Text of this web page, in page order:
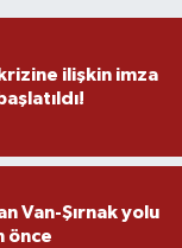
ilişkin imza
Van-Şırnak yolu
önce